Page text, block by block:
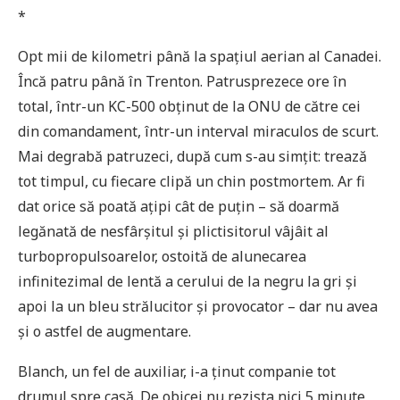
*
Opt mii de kilometri până la spațiul aerian al Canadei.
Încă patru până în Trenton. Patrusprezece ore în
total, într-un KC-500 obținut de la ONU de către cei
din comandament, într-un interval miraculos de scurt.
Mai degrabă patruzeci, după cum s-au simțit: trează
tot timpul, cu fiecare clipă un chin postmortem. Ar fi
dat orice să poată ațipi cât de puțin – să doarmă
legănată de nesfârșitul și plictisitorul vâjâit al
turbopropulsoarelor, ostoită de alunecarea
infinitezimal de lentă a cerului de la negru la gri și
apoi la un bleu strălucitor și provocator – dar nu avea
și o astfel de augmentare.
Blanch, un fel de auxiliar, i-a ținut companie tot